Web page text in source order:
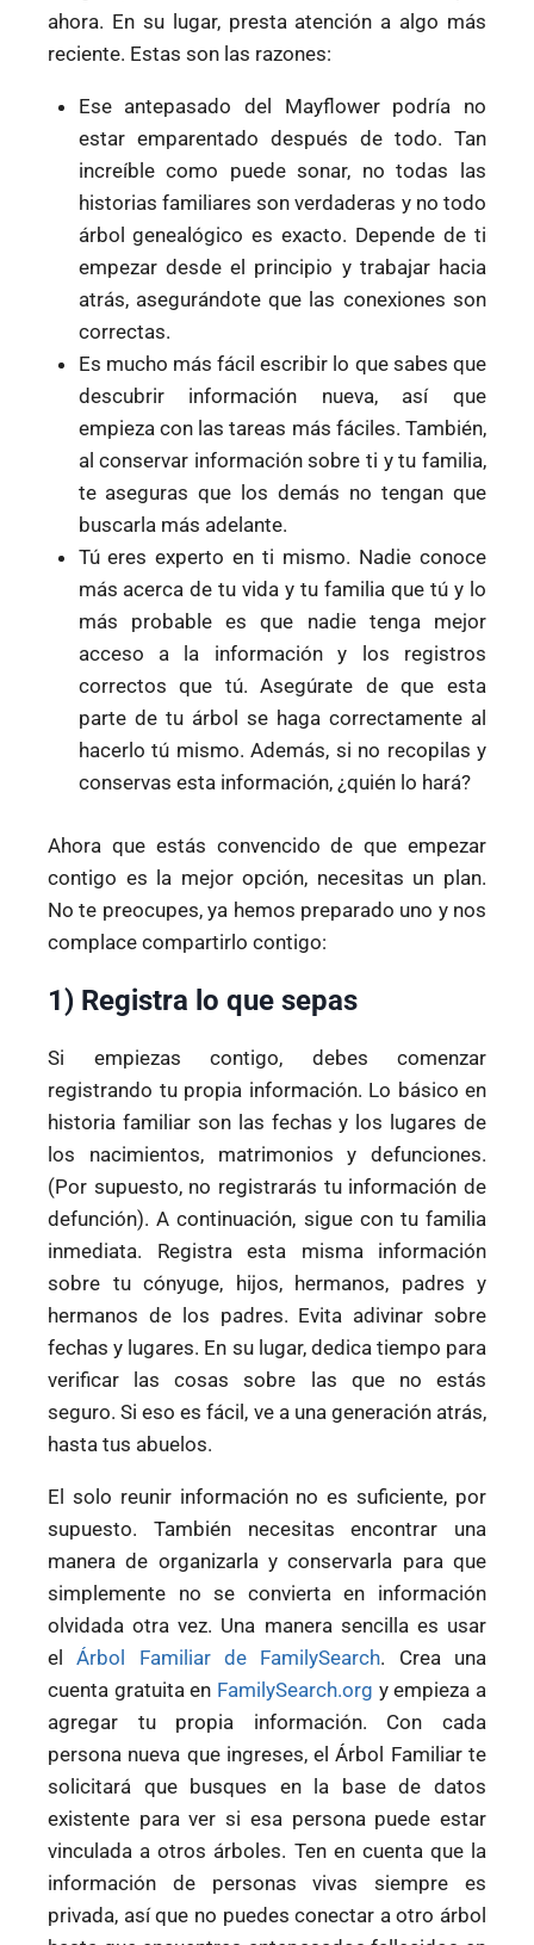
ahora. En su lugar, presta atención a algo más
reciente. Estas son las razones:
Ese antepasado del Mayflower podría no
estar emparentado después de todo. Tan
increíble como puede sonar, no todas las
historias familiares son verdaderas y no todo
árbol genealógico es exacto. Depende de ti
empezar desde el principio y trabajar hacia
atrás, asegurándote que las conexiones son
correctas.
Es mucho más fácil escribir lo que sabes que
descubrir información nueva, así que
empieza con las tareas más fáciles. También,
al conservar información sobre ti y tu familia,
te aseguras que los demás no tengan que
buscarla más adelante.
Tú eres experto en ti mismo. Nadie conoce
más acerca de tu vida y tu familia que tú y lo
más probable es que nadie tenga mejor
acceso a la información y los registros
correctos que tú. Asegúrate de que esta
parte de tu árbol se haga correctamente al
hacerlo tú mismo. Además, si no recopilas y
conservas esta información, ¿quién lo hará?
Ahora que estás convencido de que empezar
contigo es la mejor opción, necesitas un plan.
No te preocupes, ya hemos preparado uno y nos
complace compartirlo contigo:
1) Registra lo que sepas
Si empiezas contigo, debes comenzar
registrando tu propia información. Lo básico en
historia familiar son las fechas y los lugares de
los nacimientos, matrimonios y defunciones.
(Por supuesto, no registrarás tu información de
defunción). A continuación, sigue con tu familia
inmediata. Registra esta misma información
sobre tu cónyuge, hijos, hermanos, padres y
hermanos de los padres. Evita adivinar sobre
fechas y lugares. En su lugar, dedica tiempo para
verificar las cosas sobre las que no estás
seguro. Si eso es fácil, ve a una generación atrás,
hasta tus abuelos.
El solo reunir información no es suficiente, por
supuesto. También necesitas encontrar una
manera de organizarla y conservarla para que
simplemente no se convierta en información
olvidada otra vez. Una manera sencilla es usar
elÁrbol Familiar de FamilySearch. Crea una
cuenta gratuita en FamilySearch.org y empieza a
agregar tu propia información. Con cada
persona nueva que ingreses, el Árbol Familiar te
solicitará que busques en la base de datos
existente para ver si esa persona puede estar
vinculada a otros árboles. Ten en cuenta que la
información de personas vivas siempre es
privada, así que no puedes conectar a otro árbol